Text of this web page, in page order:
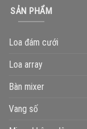
SẢN PHẨM
Loa đám cưới
Loa array
Bàn mixer
Vang số